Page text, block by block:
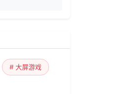
# 大屏游戏